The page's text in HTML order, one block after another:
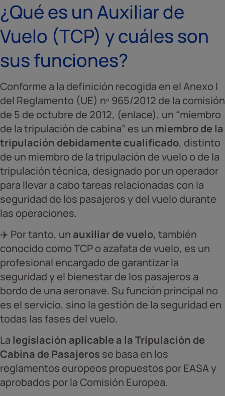
¿Qué es un Auxiliar de
Vuelo (TCP) y cuáles son
sus funciones?
Conforme a la definición recogida en el Anexo I
del Reglamento (UE) nº 965/2012 de la comisión
de 5 de octubre de 2012, (enlace), un “miembro
de la tripulación de cabina” es un miembro de la
tripulación debidamente cualificado, distinto
de un miembro de la tripulación de vuelo o de la
tripulación técnica, designado por un operador
para llevar a cabo tareas relacionadas con la
seguridad de los pasajeros y del vuelo durante
las operaciones.
✈️ Por tanto, un auxiliar de vuelo, también
conocido como TCP o azafata de vuelo, es un
profesional encargado de garantizar la
seguridad y el bienestar de los pasajeros a
bordo de una aeronave. Su función principal no
es el servicio, sino la gestión de la seguridad en
todas las fases del vuelo.
La legislación aplicable a la Tripulación de
Cabina de Pasajeros se basa en los
reglamentos europeos propuestos por EASA y
aprobados por la Comisión Europea.